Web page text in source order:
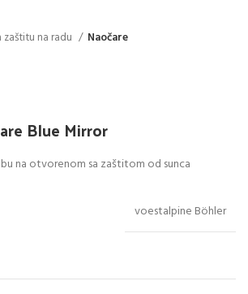
zaštitu na radu Naočare
Blue Mirror
na otvorenom sa zaštitom od sunca
voestalpine Böhler